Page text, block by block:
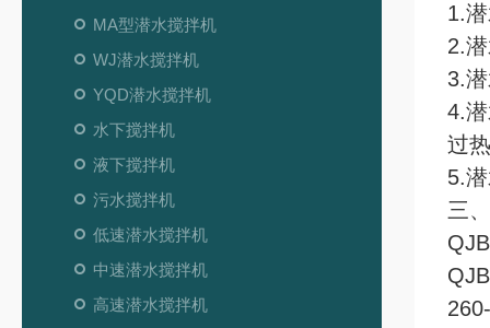
MA型潜水搅拌机
WJ潜水搅拌机
YQD潜水搅拌机
水下搅拌机
液下搅拌机
污水搅拌机
低速潜水搅拌机
中速潜水搅拌机
高速潜水搅拌机
1.
2.
3.
4.
过
5.
三、